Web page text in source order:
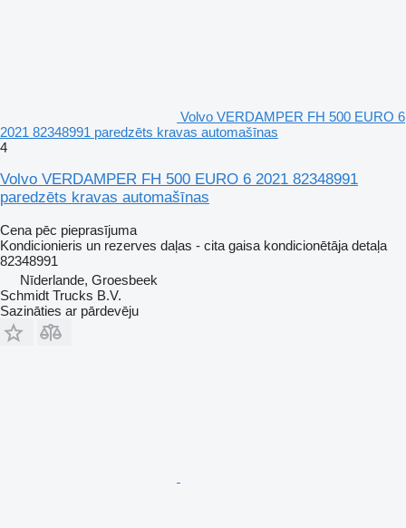
Volvo VERDAMPER FH 500 EURO 6
2021 82348991 paredzēts kravas automašīnas
4
Volvo VERDAMPER FH 500 EURO 6 2021 82348991
paredzēts kravas automašīnas
Cena pēc pieprasījuma
Kondicionieris un rezerves daļas - cita gaisa kondicionētāja detaļa
82348991
Nīderlande, Groesbeek
Schmidt Trucks B.V.
Sazināties ar pārdevēju